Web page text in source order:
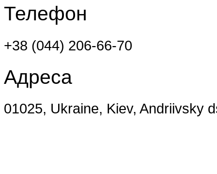
Телефон
+38 (044) 206-66-70
Адреса
01025, Ukraine, Kiev, Andriivsky